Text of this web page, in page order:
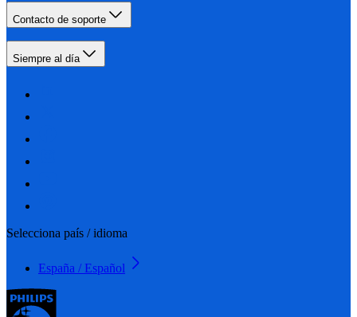
Contacto de soporte
Siempre al día
Selecciona país / idioma
España / Español